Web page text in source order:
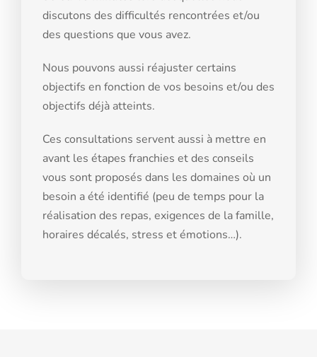
discutons des difficultés rencontrées et/ou
des questions que vous avez.
Nous pouvons aussi réajuster certains
objectifs en fonction de vos besoins et/ou des
objectifs déjà atteints.
Ces consultations servent aussi à mettre en
avant les étapes franchies et des conseils
vous sont proposés dans les domaines où un
besoin a été identifié (peu de temps pour la
réalisation des repas, exigences de la famille,
horaires décalés, stress et émotions…).